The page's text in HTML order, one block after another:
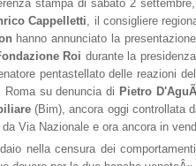
stampa di sabato 2
Cappelletti , il consigliere
hanno annunciato la
Roi durante la
pentastellato delle reazioni
su denuncia di Pietro
(Bim), ancora oggi controllata
Via Nazionale e ora ancora in
nella censura dei